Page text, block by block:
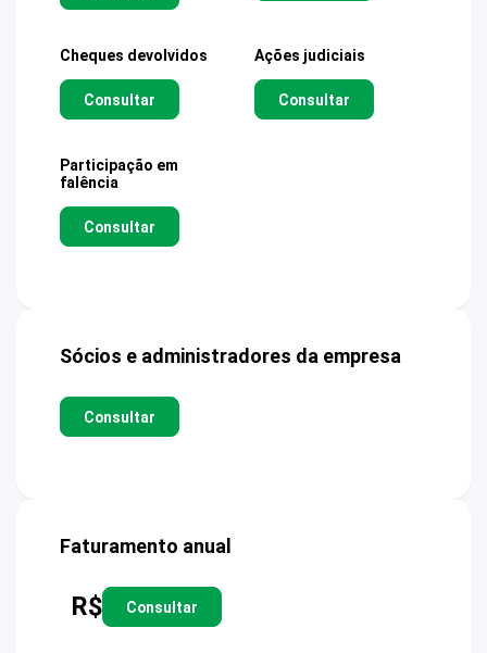
Cheques devolvidos
Consultar
Ações judiciais
Consultar
Participação em
falência
Consultar
Sócios e administradores da empresa
Consultar
Faturamento anual
R$ Consultar